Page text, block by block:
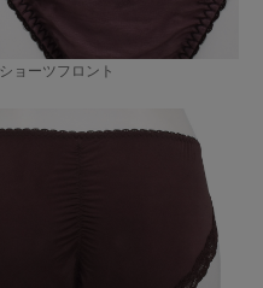
ショーツフロント